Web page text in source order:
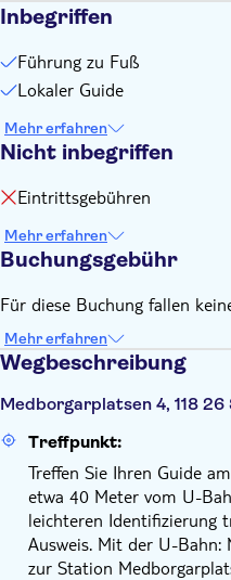
Inbegriffen
Führung zu Fuß
Lokaler Guide
Mehr erfahren
Nicht inbegriffen
Eintrittsgebühren
Mehr erfahren
Buchungsgebühr
Für diese Buchung fallen
Mehr erfahren
Wegbeschreibung
Medborgarplatsen 4, 118
Treffpunkt:
Treffen Sie Ihren Guide
etwa 40 Meter vom U-
leichteren Identifizierung
Ausweis. Mit der U-Bahn:
zur Station